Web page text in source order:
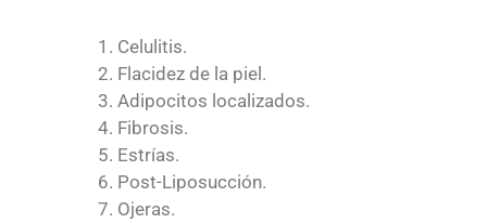
Celulitis.
Flacidez de la piel.
Adipocitos localizados.
Fibrosis.
Estrías.
Post-Liposucción.
Ojeras.